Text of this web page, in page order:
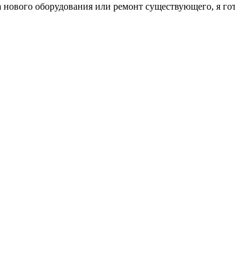
оборудования или ремонт существующего, я